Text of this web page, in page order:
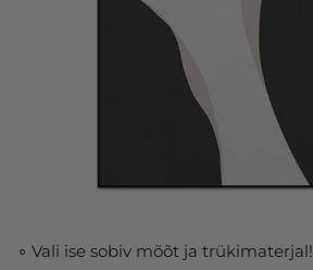
∘ Vali ise sobiv mõõt ja trükimaterjal!